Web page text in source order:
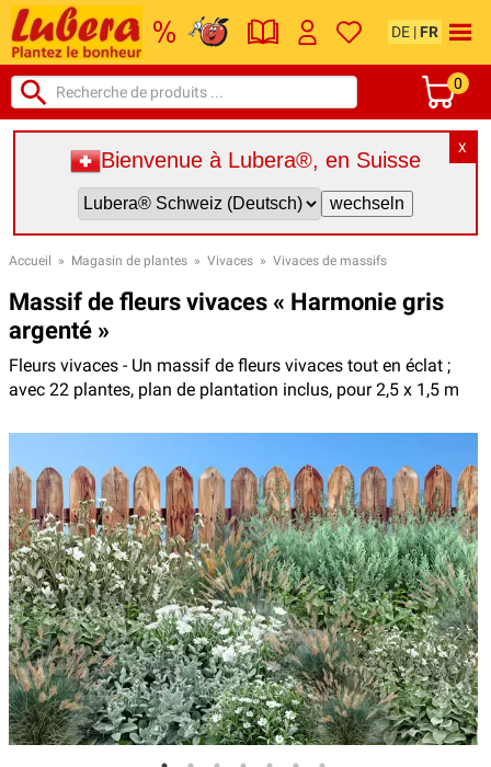
DE | FR
0
X
Bienvenue à Lubera®, en Suisse
Accueil » Magasin de plantes » Vivaces » Vivaces de massifs
Massif de fleurs vivaces « Harmonie gris
argenté »
Fleurs vivaces - Un massif de fleurs vivaces tout en éclat ;
avec 22 plantes, plan de plantation inclus, pour 2,5 x 1,5 m